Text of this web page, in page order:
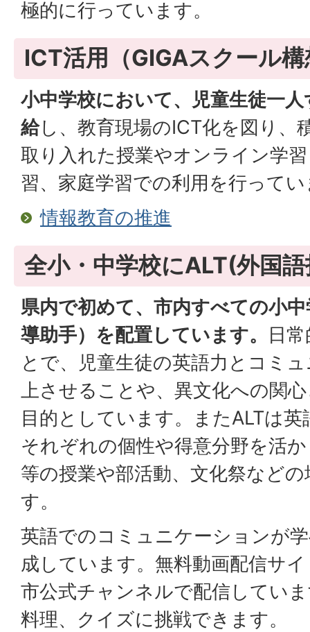
極的に行っています。
ICT活用（GIGAスクール
小中学校において、児童生徒一
給し、教育現場のICT化を図り、
取り入れた授業やオンライン学
習、家庭学習での利用を行って
情報教育の推進
全小・中学校にALT(外国
県内で初めて、市内すべての小
導助手）を配置しています。
日
とで、児童生徒の英語力とコミ
上させることや、異文化への関
目的としています。またALTは
それぞれの個性や得意分野を活
等の授業や部活動、文化祭など
す。
英語でのコミュニケーションが
成しています。無料動画配信サ
市公式チャンネルで配信してい
料理、クイズに挑戦できます。